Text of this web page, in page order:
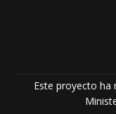
Este proyecto ha